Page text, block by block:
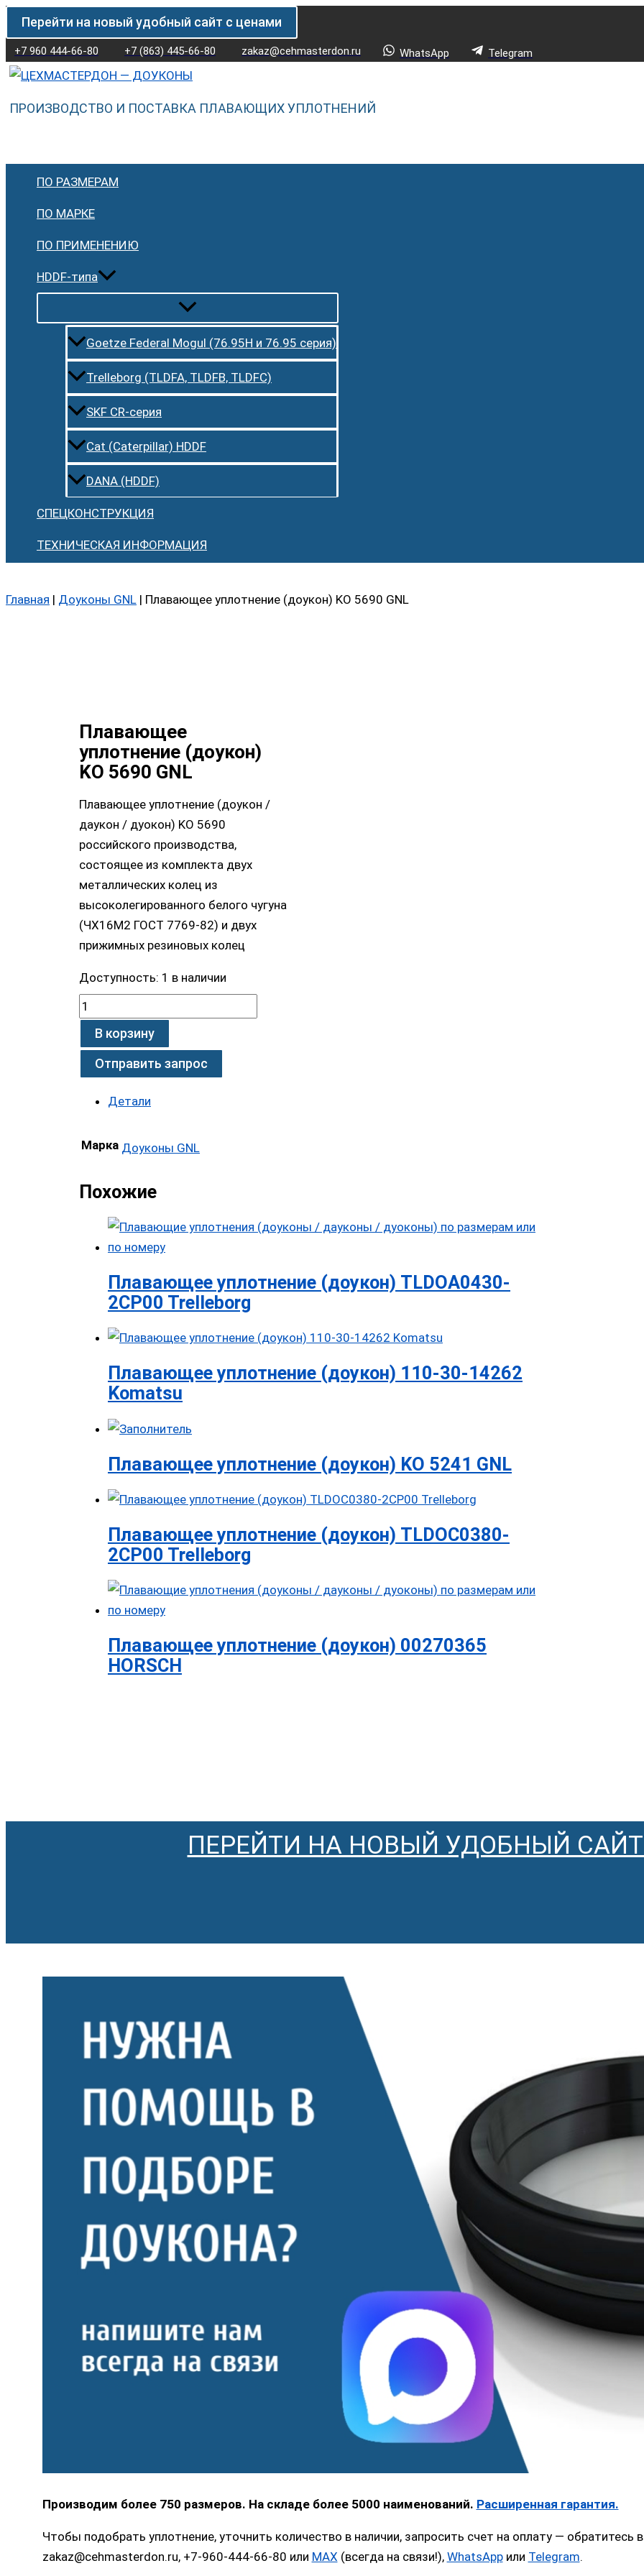
Перейти
содержимому
Перейти на новый удобный сайт с ценами
+7 960 444-66-80 +7 (863) 445-66-80 zakaz@cehmasterdon.ru WhatsApp Telegram
ПРОИЗВОДСТВО И ПОСТАВКА ПЛАВАЮЩИХ УПЛОТНЕНИЙ
ПО РАЗМЕРАМ
ПО МАРКЕ
ПО ПРИМЕНЕНИЮ
HDDF-типа
Goetze Federal Mogul (76.95H и 76.95 серия)
Trelleborg (TLDFA, TLDFB, TLDFC)
SKF CR-серия
Cat (Caterpillar) HDDF
DANA (HDDF)
СПЕЦКОНСТРУКЦИЯ
ТЕХНИЧЕСКАЯ ИНФОРМАЦИЯ
Главная | Доуконы GNL | Плавающее уплотнение (доукон) KO 5690 GNL
Плавающее
уплотнение (доукон)
KO 5690 GNL
Плавающее уплотнение (доукон /
даукон / дуокон) KO 5690
российского производства,
состоящее из комплекта двух
металлических колец из
высоколегированного белого чугуна
(ЧХ16М2 ГОСТ 7769-82) и двух
прижимных резиновых колец
Доступность: 1 в наличии
Количество
товара
Плавающее
уплотнение
KO
В корзину
Отправить запрос
Детали
Марка Доуконы GNL
Похожие
Плавающее уплотнение (доукон) TLDOA0430-
2CP00 Trelleborg
Плавающее уплотнение (доукон) 110-30-14262
Komatsu
Плавающее уплотнение (доукон) KO 5241 GNL
Плавающее уплотнение (доукон) TLDOC0380-
2CP00 Trelleborg
Плавающее уплотнение (доукон) 00270365
HORSCH
ПЕРЕЙТИ НА НОВЫЙ УДОБНЫЙ
Производим более 750 размеров. На складе более 5000 наименований. Расширенная гарантия.
Чтобы подобрать уплотнение, уточнить количество в наличии, запросить счет на оплату —
zakaz@cehmasterdon.ru, +7-960-444-66-80 или MAX (всегда на связи!), WhatsAppили Telegram.